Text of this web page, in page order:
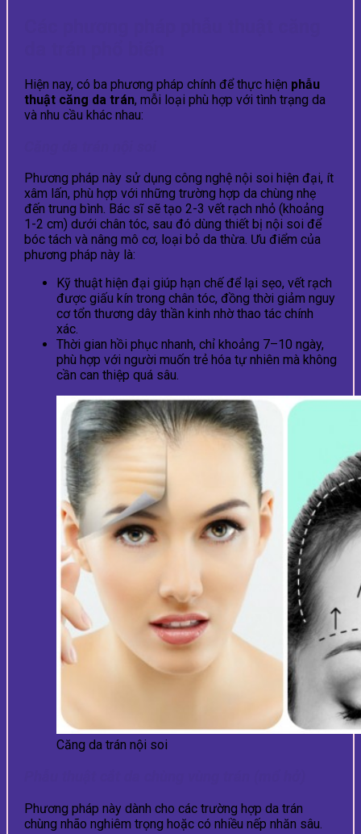
Hiện nay, có ba phương pháp chính để thực hiện phẫu
thuật căng da trán, mỗi loại phù hợp với tình trạng da
và nhu cầu khác nhau:
Phương pháp này sử dụng công nghệ nội soi hiện đại, ít
xâm lấn, phù hợp với những trường hợp da chùng nhẹ
đến trung bình. Bác sĩ sẽ tạo 2-3 vết rạch nhỏ (khoảng
1-2 cm) dưới chân tóc, sau đó dùng thiết bị nội soi để
bóc tách và nâng mô cơ, loại bỏ da thừa. Ưu điểm của
phương pháp này là:
Kỹ thuật hiện đại giúp hạn chế để lại sẹo, vết rạch
được giấu kín trong chân tóc, đồng thời giảm nguy
cơ tổn thương dây thần kinh nhờ thao tác chính
xác.
Thời gian hồi phục nhanh, chỉ khoảng 7–10 ngày,
phù hợp với người muốn trẻ hóa tự nhiên mà không
cần can thiệp quá sâu.
Căng da trán nội soi
Phương pháp này dành cho các trường hợp da trán
chùng nhão nghiêm trọng hoặc có nhiều nếp nhăn sâu.